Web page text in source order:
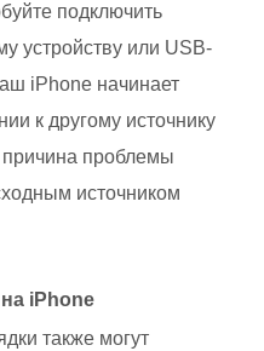
подключить
устройству или USB-
iPhone начинает
к другому источнику
причина проблемы
источником
iPhone
также могут